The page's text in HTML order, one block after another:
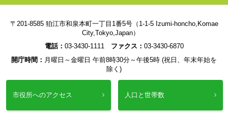
〒201-8585 狛江市和泉本町一丁目1番5号（1-1-5 Izumi-honcho,Komae
City,Tokyo,Japan）
電話： 03-3430-1111 ファクス： 03-3430-6870
開庁時間： 月曜日～金曜日 午前8時30分～午後5時 (祝日、年末年始を
除く)
市役所へのアクセス 人口と世帯数